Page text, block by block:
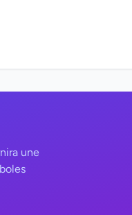
une